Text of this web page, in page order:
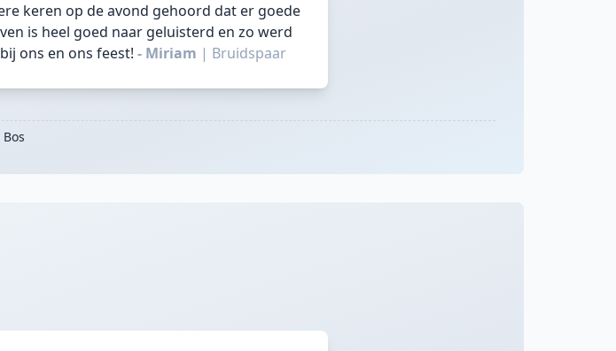
keren op de avond gehoord dat er goede
is heel goed naar geluisterd en zo werd
ons en ons feest! - Miriam | Bruidspaar